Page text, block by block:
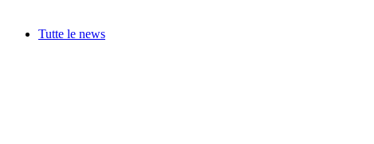
Tutte le news